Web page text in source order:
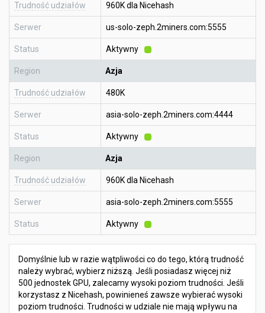
Trudność udziałów 960K dla Nicehash
Serwer us-solo-zeph.2miners.com:5555
Status Aktywny
Region Azja
Trudność udziałów 480K
Serwer asia-solo-zeph.2miners.com:4444
Status Aktywny
Region Azja
Trudność udziałów 960K dla Nicehash
Serwer asia-solo-zeph.2miners.com:5555
Status Aktywny
Domyślnie lub w razie wątpliwości co do tego, którą trudność
należy wybrać, wybierz niższą. Jeśli posiadasz więcej niż
500 jednostek GPU, zalecamy wysoki poziom trudności. Jeśli
korzystasz z Nicehash, powinieneś zawsze wybierać wysoki
poziom trudności. Trudności w udziale nie mają wpływu na